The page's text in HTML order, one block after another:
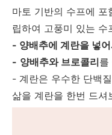
마토 기반의 수프에
립하여 고풍미 있는 수
- 양배추에 계란을 넣
- 양배추와 브로콜리를
- 계란은 우수한 단백
삶을 계란을 한번 드셔